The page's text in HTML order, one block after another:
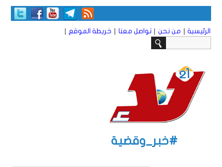
الرئيسية | من نحن | تواصل معنا | خريطة الموقع |
#خبر_وقضية